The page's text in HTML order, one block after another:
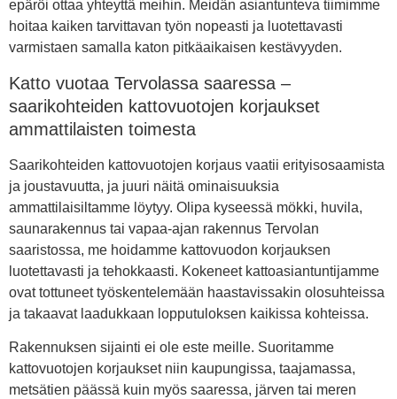
epäröi ottaa yhteyttä meihin. Meidän asiantunteva tiimimme
hoitaa kaiken tarvittavan työn nopeasti ja luotettavasti
varmistaen samalla katon pitkäaikaisen kestävyyden.
Katto vuotaa Tervolassa saaressa –
saarikohteiden kattovuotojen korjaukset
ammattilaisten toimesta
Saarikohteiden kattovuotojen korjaus vaatii erityisosaamista
ja joustavuutta, ja juuri näitä ominaisuuksia
ammattilaisiltamme löytyy. Olipa kyseessä mökki, huvila,
saunarakennus tai vapaa-ajan rakennus Tervolan
saaristossa, me hoidamme kattovuodon korjauksen
luotettavasti ja tehokkaasti. Kokeneet kattoasiantuntijamme
ovat tottuneet työskentelemään haastavissakin olosuhteissa
ja takaavat laadukkaan lopputuloksen kaikissa kohteissa.
Rakennuksen sijainti ei ole este meille. Suoritamme
kattovuotojen korjaukset niin kaupungissa, taajamassa,
metsätien päässä kuin myös saaressa, järven tai meren